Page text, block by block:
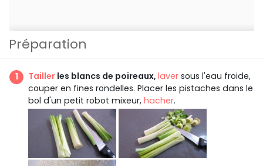
Préparation
Tailler les blancs de poireaux, laver sous l'eau froide,
couper en fines rondelles. Placer les pistaches dans le
bol d'un petit robot mixeur, hacher.